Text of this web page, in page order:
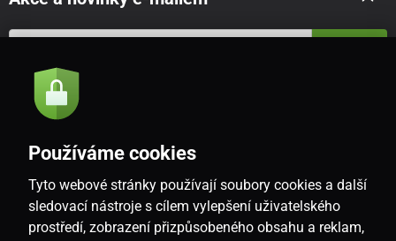
Souhlasím se
CZ
Používáme cookies
Tyto webové stránky používají soubory cookies a další
sledovací nástroje s cílem vylepšení uživatelského
prostředí, zobrazení přizpůsobeného obsahu a reklam,